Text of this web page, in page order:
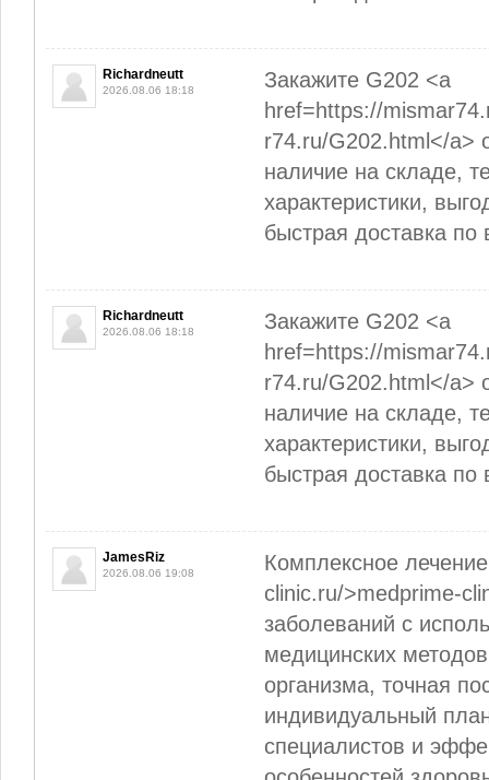
Richardneutt
2026.08.06 18:18
Закажите G202 <a
href=https://
r74.ru/G202.html</a>
наличие на складе,
характеристики,
быстрая доставка по
Richardneutt
2026.08.06 18:18
Закажите G202 <a
href=https://
r74.ru/G202.html</a>
наличие на складе,
характеристики,
быстрая доставка по
JamesRiz
2026.08.06 19:08
Комплексное
clinic.ru/>medprime-
заболеваний с
медицинских
организма, точная
индивидуальный
специалистов и